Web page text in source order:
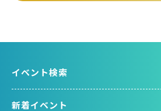
イベント検索
新着イベント